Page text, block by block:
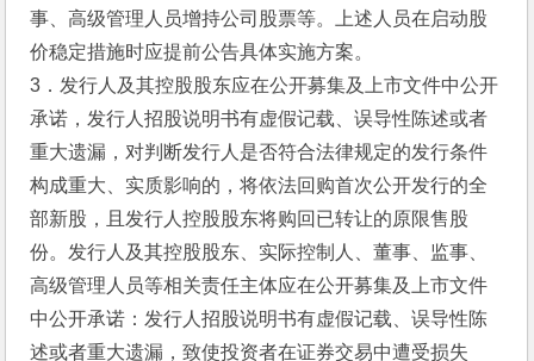
事、高级管理人员增持公司股票等。上述人员在启动股
价稳定措施时应提前公告具体实施方案。
3．发行人及其控股股东应在公开募集及上市文件中公开
承诺，发行人招股说明书有虚假记载、误导性陈述或者
重大遗漏，对判断发行人是否符合法律规定的发行条件
构成重大、实质影响的，将依法回购首次公开发行的全
部新股，且发行人控股股东将购回已转让的原限售股
份。发行人及其控股股东、实际控制人、董事、监事、
高级管理人员等相关责任主体应在公开募集及上市文件
中公开承诺：发行人招股说明书有虚假记载、误导性陈
述或者重大遗漏，致使投资者在证券交易中遭受损失